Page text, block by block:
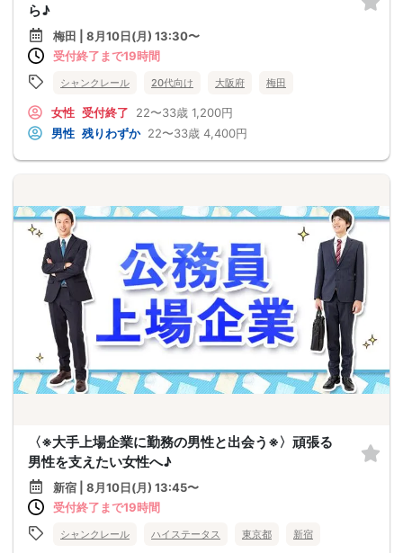
ら♪
梅田 | 8月10日(月) 13:30〜
受付終了まで19時間
シャンクレール 20代向け 大阪府 梅田
女性 受付終了 22〜33歳 1,200円
男性 残りわずか 22〜33歳 4,400円
〈※大手上場企業に勤務の男性と出会う※〉頑張る
男性を支えたい女性へ♪
新宿 | 8月10日(月) 13:45〜
受付終了まで19時間
シャンクレール ハイステータス 東京都 新宿